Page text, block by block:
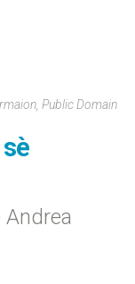
Public Domain
Andrea